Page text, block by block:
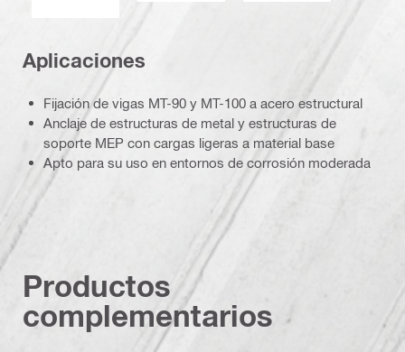
Aplicaciones
Fijación de vigas MT-90 y MT-100 a acero estructural
Anclaje de estructuras de metal y estructuras de
soporte MEP con cargas ligeras a material base
Apto para su uso en entornos de corrosión moderada
Productos
complementarios